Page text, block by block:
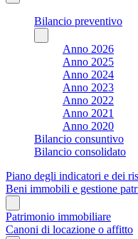
Bilancio preventivo
Anno 2026
Anno 2025
Anno 2024
Anno 2023
Anno 2022
Anno 2021
Anno 2020
Bilancio consuntivo
Bilancio consolidato
Piano degli indicatori e dei
Beni immobili e gestione
Patrimonio immobiliare
Canoni di locazione o affitto